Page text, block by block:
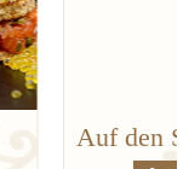
Auf den Spuren der Bergischen Küchenklassiker